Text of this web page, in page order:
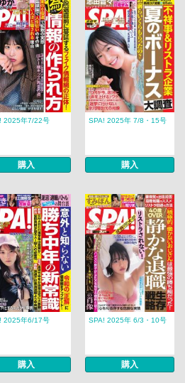
2025年7/22号
購入
SPA! 2025年 7/8・15号
購入
2025年6/17号
購入
SPA! 2025年 6/3・10号
購入